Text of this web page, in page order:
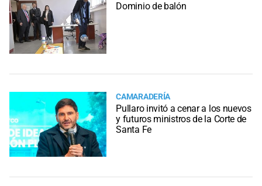
Dominio de balón
CAMARADERÍA
Pullaro invitó a cenar a los nuevos
y futuros ministros de la Corte de
Santa Fe